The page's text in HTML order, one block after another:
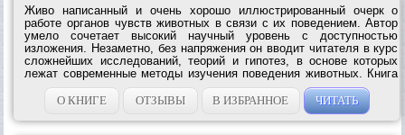
Живо написанный и очень хорошо иллюстрированный очерк о
работе органов чувств животных в связи с их поведением. Автор
умело сочетает высокий научный уровень с доступностью
изложения. Незаметно, без напряжения он вводит читателя в курс
сложнейших исследований, теорий и гипотез, в основе которых
лежат современные методы изучения поведения животных. Книга
предназначена для широких кругов читателей-неспециалистов,
О КНИГЕ ОТЗЫВЫ В ИЗБРАННОЕ ЧИТАТЬ